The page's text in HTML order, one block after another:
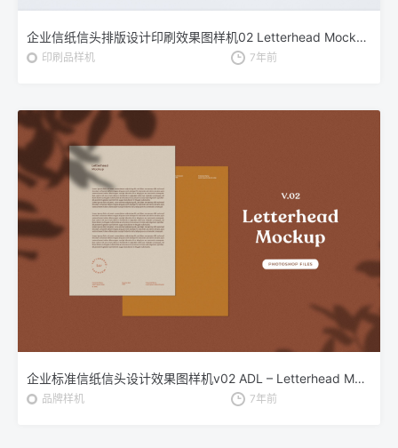
企业信纸信头排版设计印刷效果图样机02 Letterhead Mockup 02
印刷品样机 7年前
企业标准信纸信头设计效果图样机v02 ADL – Letterhead Mockup.v02
品牌样机 7年前